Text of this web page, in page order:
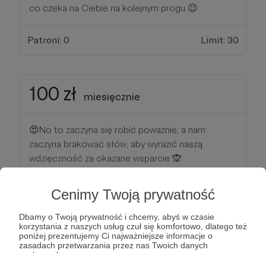
Cenimy Twoją prywatność
Dbamy o Twoją prywatność i chcemy, abyś w czasie
korzystania z naszych usług czuł się komfortowo, dlatego też
poniżej prezentujemy Ci najważniejsze informacje o
zasadach przetwarzania przez nas Twoich danych
co czeka na Ciebie na kolejnym progu 😉
Patroni: 0 Limit: 30
100 zł miesięcznie
😍No to zaczyna się robić poważnie, a nam
zaczyna brakować słów, aby wyrazić naszą
wdzięczność za okazane wsparcie 🙊
Twoje, a dodatkowo mamy dla Ciebie kilka
wyjątkowych i bardziej osobistych rzeczy:
💌prosto z Afryki przyleci do Ciebie list, w którym
oprócz wyjątkowej treści znajdziesz również
wyjątkową pamiątkę z Zambii lub Zimbabwe,